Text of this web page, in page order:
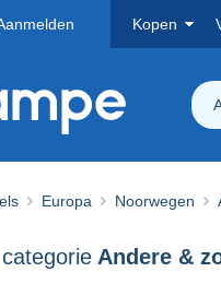
Kopen
Europa Noorwegen